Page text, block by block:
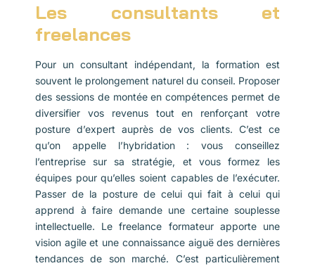
Les consultants et
freelances
Pour un consultant indépendant, la formation est
souvent le prolongement naturel du conseil. Proposer
des sessions de montée en compétences permet de
diversifier vos revenus tout en renforçant votre
posture d’expert auprès de vos clients. C’est ce
qu’on appelle l’hybridation : vous conseillez
l’entreprise sur sa stratégie, et vous formez les
équipes pour qu’elles soient capables de l’exécuter.
Passer de la posture de celui qui fait à celui qui
apprend à faire demande une certaine souplesse
intellectuelle. Le freelance formateur apporte une
vision agile et une connaissance aiguë des dernières
tendances de son marché. C’est particulièrement